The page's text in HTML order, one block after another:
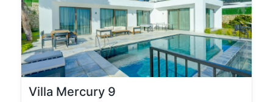
Villa Mercury 9